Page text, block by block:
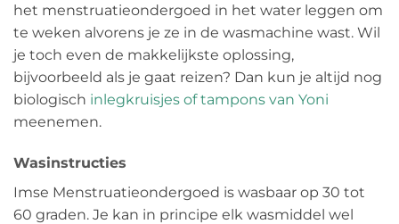
het menstruatieondergoed in het water leggen om
te weken alvorens je ze in de wasmachine wast. Wil
je toch even de makkelijkste oplossing,
bijvoorbeeld als je gaat reizen? Dan kun je altijd nog
biologisch inlegkruisjes of tampons van Yoni
meenemen.
Wasinstructies
Imse Menstruatieondergoed is wasbaar op 30 tot
60 graden. Je kan in principe elk wasmiddel wel